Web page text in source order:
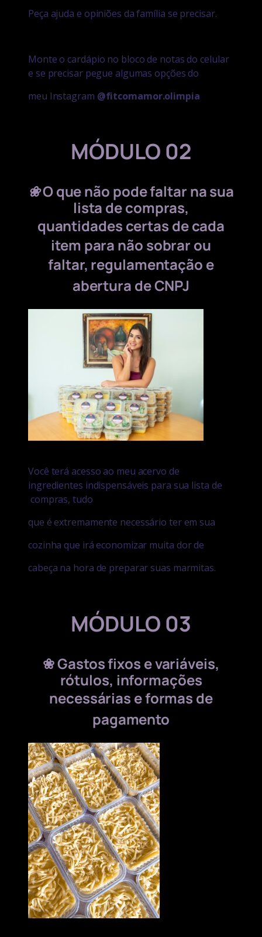
Peça ajuda e opiniões da família se precisar.
Monte o cardápio no bloco de notas do celular
e se precisar pegue algumas opções do
meu Instagram @fitcomamor.olimpia
MÓDULO 02
❀O que não pode faltar na sua
lista de compras,
quantidades certas de cada
item para não sobrar ou
faltar, regulamentação e
abertura de CNPJ
Você terá acesso ao meu acervo de
ingredientes indispensáveis para sua lista de
compras, tudo
que é extremamente necessário ter em sua
cozinha que irá economizar muita dor de
cabeça na hora de preparar suas marmitas.
MÓDULO 03
❀Gastos fixos e variáveis,
rótulos, informações
necessárias e formas de
pagamento